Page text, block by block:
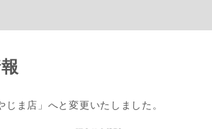
ま店」へと変更いたしました。